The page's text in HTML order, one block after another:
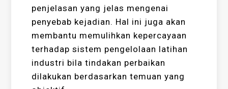
penjelasan yang jelas mengenai
penyebab kejadian. Hal ini juga akan
membantu memulihkan kepercayaan
terhadap sistem pengelolaan latihan
industri bila tindakan perbaikan
dilakukan berdasarkan temuan yang